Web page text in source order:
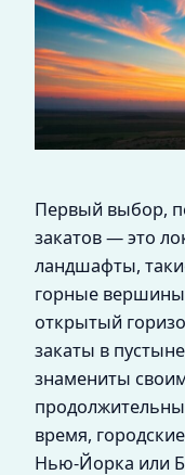
Первый выбор,
закатов — это
ландшафты,
горные
открытый
закаты в
знамениты
время,
Нью-Йорка или